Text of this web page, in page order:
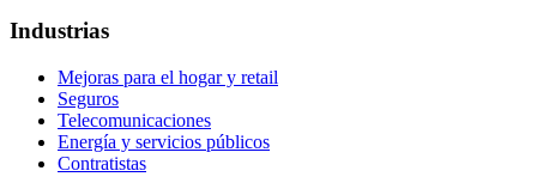
Industrias
Mejoras para el hogar y retail
Seguros
Telecomunicaciones
Energía y servicios públicos
Contratistas